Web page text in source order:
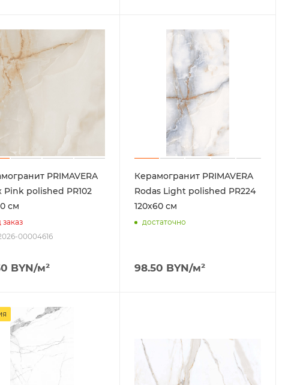
PRIMAVERA
Pink polished PR102
см
заказ
00004616
BYN/м²
Керамогранит PRIMAVERA
Rodas Light polished PR224
120х60 см
достаточно
98.50 BYN/м²